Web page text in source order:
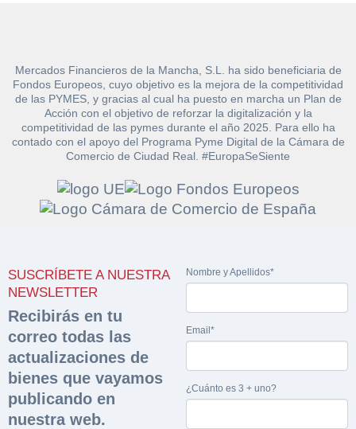
Mercados Financieros de la Mancha, S.L. ha sido beneficiaria de
Fondos Europeos, cuyo objetivo es la mejora de la competitividad
de las PYMES, y gracias al cual ha puesto en marcha un Plan de
Acción con el objetivo de reforzar la digitalización y la
competitividad de las pymes durante el año 2025. Para ello ha
contado con el apoyo del Programa Pyme Digital de la Cámara de
Comercio de Ciudad Real. #EuropaSeSiente
SUSCRÍBETE A NUESTRA
NEWSLETTER
Recibirás en tu
correo todas las
actualizaciones de
bienes que vayamos
publicando en
nuestra web.
Nombre y Apellidos*
Email*
¿Cuánto es 3 + uno?
documentación
sobre la peritación
Rellene este formulario y recibirá en su email el
enlace para descargar la documentación
Nombre y Apellidos*
Hacer Oferta
Razón social* CIF/DNI Ofertante*
Teléfono* Email*
Nombre y Apellidos*
Sobre Merfinsa
Venta de bienes muebles
Vehículos